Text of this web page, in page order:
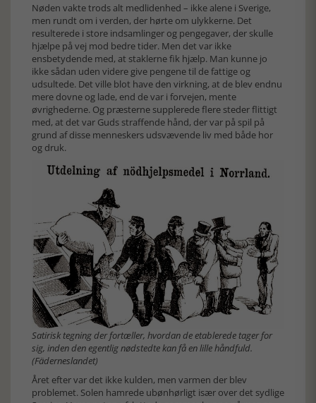
Nøden vakte trods alt medlidenhed – ikke alene i Sverige,
men rundt om i verden, der hørte om ulykkerne. Det
resulterede i store indsamlinger og pengegaver, der skulle
hjælpe på vej mod bedre tider. Men det var ikke
ensbetydende med, at staklerne fik hjælp. Man kunne jo
ikke sådan uden videre give pengene til de fattige og
udsultede. Det ville blot have den virkning, at de blev endnu
mere dovne og lade, end de var i forvejen, mente
øvrighederne. Og præsterne supplerede flere steder flittigt
med, at det var Guds straffende hånd, der var på spil på
grund af disse menneskers udsvævende liv med både hor
og druk.
Satirisk tegning der fortæller, hvordan de etablerede tager for
sig, inden den egentlig nødstedte kan få en lille håndfuld.
(Fäderneslandet)
Året efter var det ikke kulden, men varmen der blev
problemet. Solen hamrede ubønhørligt især over det sydlige